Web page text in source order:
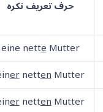
حرف تعریف نکره
eine netteMutter
ernettenMutter
ernettenMutter